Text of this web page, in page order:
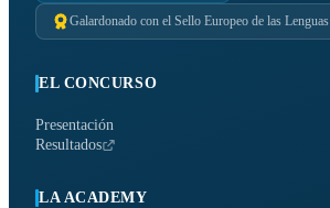
Galardonado con el Sello Europeo de las Lenguas
EL CONCURSO
Presentación
Resultados
LA ACADEMY